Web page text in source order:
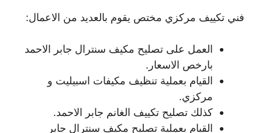
فني تكييف مركزي مختص يقوم بالعديد من الاعمال:
العمل على تصليح مكيف سنترال جابر الاحمد
بارخص الاسعار.
القيام بعملية تنظيف مكيفات اسبيليت و
مركزي.
كذلك تصليح تكييف الغانم جابر الاحمد.
القيام بعملية تصليح مكيف سنترال جابر